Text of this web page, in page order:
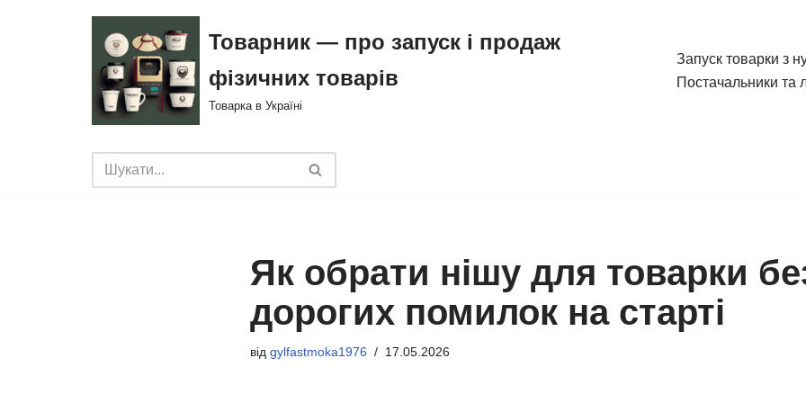
Товарник — про запуск і продаж
фізичних товарів
Товарка в Україні
Запуск товарки з
Постачальники та
Як обрати нішу для товарки
дорогих помилок на старті
від gylfastmoka1976 17.05.2026